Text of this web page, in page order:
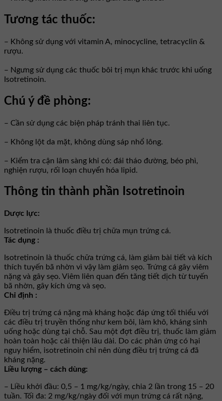
Tương tác thuốc:
– Không sử dụng với vitamin A, minocycline, tetracyclin &
rượu.
– Ngưng sử dụng các thuốc bôi trị mụn khác trước khi uống
Isotretinoin.
Chú ý đề phòng:
– Cần sử dụng các biện pháp tránh thai liên tục.
– Không lột da mặt, không dùng sáp nhổ lông.
– Kiểm tra cận lâm sàng khi có: đái tháo đường, béo phì,
nghiện rượu, rối loạn chuyển hóa lipid.
Thông tin thành phần Isotretinoin
Dược lực:
Isotretinoin là thuốc điều trị chữa mụn trứng cá.
Tác dụng :
Isotretinoin là thuốc chữa trứng cá, làm giảm bài tiết và kích
thích tuyến bã nhờn vì vậy làm giảm sẹo. Trứng cá gây viêm
nặng và gây sẹo. Viêm liên quan đến tăng tiết dịch từ tuyến
bã nhờn, gây kích ứng và sẹo.
Chỉ định :
Điều trị trứng cá nặng mà kháng hoặc đáp ứng tối thiểu với
các điều trị truyền thống như kem bôi, làm khô, kháng sinh
uống hoặc dùng tại chỗ. Sau một đợt điều trị, thuốc làm giảm
hoàn toàn hoặc cải thiện lâu dài. Do các phản ứng có hại
nguy hiểm, isotretinoin chỉ nên dùng điều trị trứng cá đã
kháng nặng.
Liều lượng – cách dùng:
– Liều khởi đầu: 0,5 – 1 mg/kg/ngày, chia 2 lần trong 15 – 20
tuần. Tối đa: 2 mg/kg/ngày đối với mụn trứng cá rất nặng,